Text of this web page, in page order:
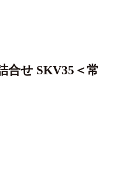
合せ SKV35＜常